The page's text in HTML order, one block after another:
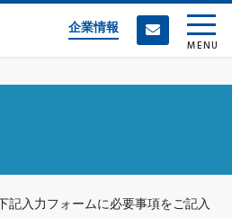
企業情報
MENU
記入力フォームに必要事項をご記入